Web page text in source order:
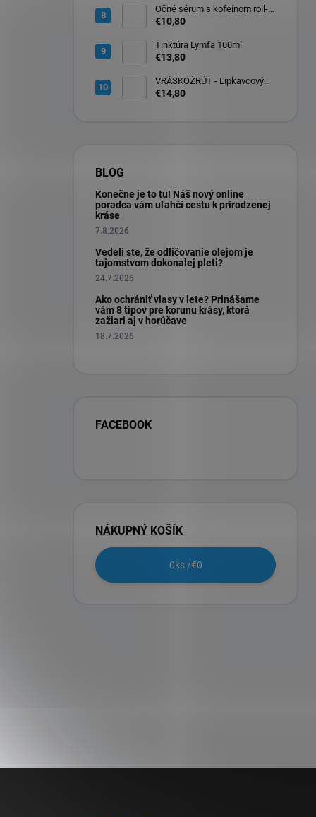
Očné sérum s kofeínom roll-
on na očné okolie 10ml
€10,80
Tinktúra Lymfa 100ml
€13,80
VRÁSKOŽRÚT - Lipkavcový
denný krém s Q10 30ml
€14,80
BLOG
Konečne je to tu! Náš nový online
poradca vám uľahčí cestu k prirodzenej
kráse
7.8.2026
Vedeli ste, že odličovanie olejom je
tajomstvom dokonalej pleti?
24.7.2026
Ako ochrániť vlasy v lete? Prinášame
vám 8 tipov pre korunu krásy, ktorá
zažiari aj v horúčave
18.7.2026
FACEBOOK
NÁKUPNÝ KOŠÍK
0ks /€0